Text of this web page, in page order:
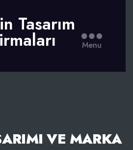
Tasarım
Menu
VE MARKA